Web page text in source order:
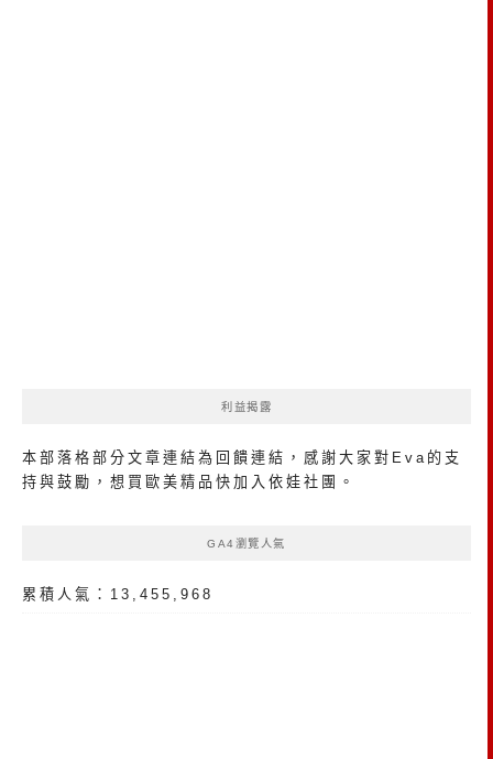
利益揭露
本部落格部分文章連結為回饋連結，感謝大家對Eva的支
持與鼓勵，想買歐美精品 快加入依娃社團 。
GA4瀏覽人氣
累積人氣：13,455,968